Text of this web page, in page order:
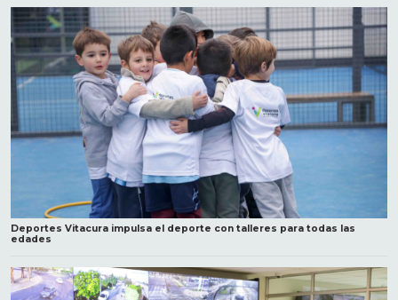
Deportes Vitacura impulsa el deporte con talleres para todas las
edades